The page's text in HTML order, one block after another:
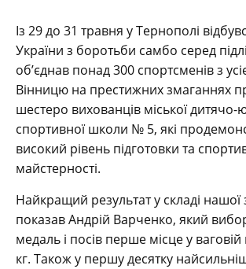
Із 29 до 31 травня у Тернополі
України з боротьби самбо серед
об’єднав понад 300 спортсменів з
Вінницю на престижних змаганнях
шестеро вихованців міської дитячо-
спортивної школи № 5, які
високий рівень підготовки та
майстерності.
Найкращий результат у складі нашої
показав Андрій Варченко, який
медаль і посів перше місце у ваговій
кг. Також у першу десятку